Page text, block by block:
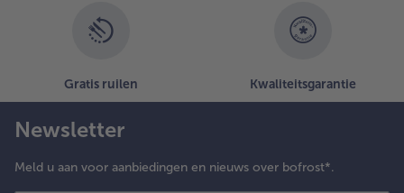
Gratis ruilen Kwaliteitsgarantie
Newsletter
Meld u aan voor aanbiedingen en nieuws over bofrost*.